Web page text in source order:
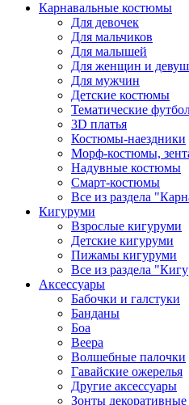
Карнавальные костюмы
Для девочек
Для мальчиков
Для малышей
Для женщин и
Для мужчин
Детские костюмы
Тематические
3D платья
Костюмы-наездники
Морф-костюмы,
Надувные костюмы
Смарт-костюмы
Все из раздела
Кигуруми
Взрослые кигуруми
Детские кигуруми
Пижамы кигуруми
Все из раздела
Аксессуары
Бабочки и галстуки
Банданы
Боа
Веера
Волшебные палочки
Гавайские ожерелья
Другие аксессуары
Зонты декоративные